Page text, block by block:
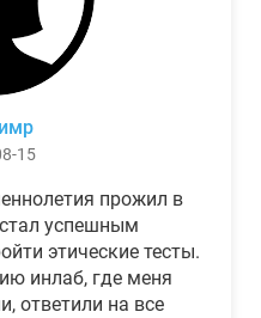
15
прожил в
успешным
этические тесты.
инлаб, где меня
ответили на все